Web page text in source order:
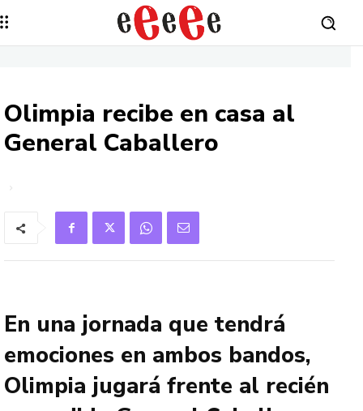
Olimpia recibe en casa al
General Caballero
En una jornada que tendrá
emociones en ambos bandos,
Olimpia jugará frente al recién